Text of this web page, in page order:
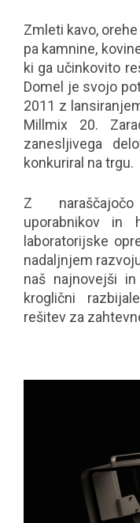
Zmleti kavo,
pa kamnine,
ki ga učinkovito
Domel je svojo
2011 z
Millmix 20.
zanesljivega
konkuriral na trgu.
Z
uporabnikov in
laboratorijske
nadaljnjem
naš najnovejši
kroglični
rešitev za